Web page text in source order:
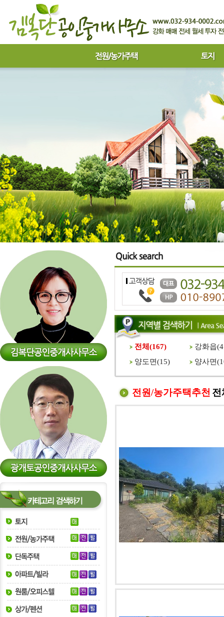
전체(167) 강화읍(
양도면(15) 양사면(
전원/농가주택추천 전